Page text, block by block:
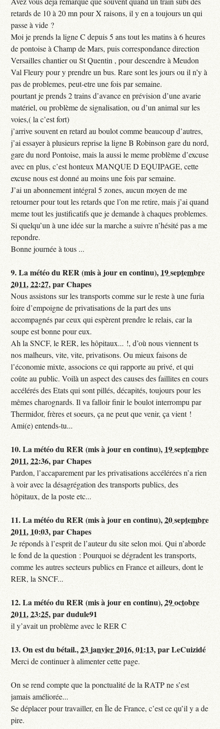
retards de 10 à 20 mn pour X raisons, il y en a toujours un qui
passe à vide ?
Moi je prends la ligne C depuis 5 ans tout les matins à 6 heures
de pontoise à Champ de Mars, puis correspondance direction
Versailles chantier ou St Quentin , pour descendre à Meudon
Val Fleury pour y prendre un bus. Rare sont les jours ou il n’y à
pas de problemes, peut-etre une fois par semaine.
pourtant je prends 2 trains d’avance en prévision d’une avarie
matériel, ou problème de signalisation, ou d’un animal sur les
voies,( la c’est fort)
j’arrive souvent en retard au boulot comme beaucoup d’autres,
j’ai essayer à plusieurs reprise la ligne B Robinson gare du nord,
gare du nord Pontoise, mais la aussi le meme problème d’excuse
avec en plus, c’est honteux MANQUE D EQUIPAGE, cette
excuse nous est donné au moins une fois par semaine.
J’ai un abonnement intégral 5 zones, aucun moyen de me
retourner pour tout les retards que l’on me retire, mais j’ai quand
meme tout les justificatifs que je demande à chaques problemes.
Si quelqu’un à une idée sur la marche a suivre n’hésité pas a me
repondre.
Bonne journée à tous ...
9.La météo du RER (mis à jour en continu), 19 septembre
2011, 22:27,parChapes
Nous assistons sur les transports comme sur le reste à une furia
foire d’empoigne de privatisations de la part des uns
accompagnés par ceux qui espèrent prendre le relais, car la
soupe est bonne pour eux.
Ah la SNCF, le RER, les hôpitaux... !, d’où nous viennent ts
nos malheurs, vite, vite, privatisons. Ou mieux faisons de
l’économie mixte, associons ce qui rapporte au privé, et qui
coûte au public. Voilà un aspect des causes des faillites en cours
accélérés des Etats qui sont pillés, décapités, toujours pour les
mêmes charognards. Il va falloir finir le boulot interrompu par
Thermidor, frères et soeurs, ça ne peut que venir, ça vient !
Ami(e) entends-tu...
10.La météo du RER (mis à jour en continu), 19 septembre
2011, 22:36,parChapes
Pardon, l’accaparement par les privatisations accélérées n’a rien
à voir avec la désagrégation des transports publics, des
hôpitaux, de la poste etc...
11.La météo du RER (mis à jour en continu),20 septembre
2011, 10:03,parChapes
Je réponds à l’esprit de l’auteur du site selon moi. Qui n’aborde
le fond de la question : Pourquoi se dégradent les transports,
comme les autres secteurs publics en France et ailleurs, dont le
RER, la SNCF...
12.La météo du RER (mis à jour en continu),29 octobre
2011, 23:25,pardudule91
il y’avait un problème avec le RER C
13.On est du bétail.,23 janvier 2016, 01:13,parLeCuizidé
Merci de continuer à alimenter cette page.
On se rend compte que la ponctualité de la RATP ne s’est
jamais améliorée...
Se déplacer pour travailler, en Île de France, c’est ce qu’il y a de
pire.